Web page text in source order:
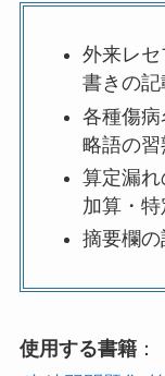
外来レ
書きの記
各種傷病
略語の習
算定漏
加算・特
摘要欄
使用する書籍：